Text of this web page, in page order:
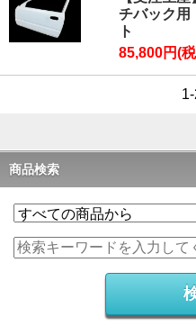
チバック
ト
85,800円(
商品検索